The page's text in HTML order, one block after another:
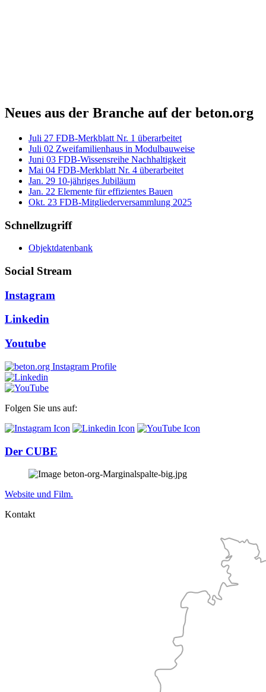
Neues aus der Branche auf der beton.org
Juli 27 FDB-Merkblatt Nr. 1 überarbeitet
Juli 02 Zweifamilienhaus in Modulbauweise
Juni 03 FDB-Wissensreihe Nachhaltigkeit
Mai 04 FDB-Merkblatt Nr. 4 überarbeitet
Jan. 29 10-jähriges Jubiläum
Jan. 22 Elemente für effizientes Bauen
Okt. 23 FDB-Mitgliederversammlung 2025
Schnellzugriff
Objektdatenbank
Social Stream
Instagram
Linkedin
Youtube
Folgen Sie uns auf:
Der CUBE
Website und Film.
Kontakt